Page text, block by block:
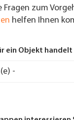
Fragen zum
helfen Ihnen
ein Objekt handelt